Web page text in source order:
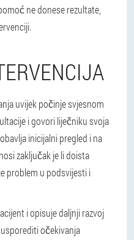
ne donese rezultate,
uvijek počinje svjesnom
i govori liječniku svoja
inicijalni pregled i na
zaključak je li doista
problem u podsvijesti i
i opisuje daljnji razvoj
očekivanja